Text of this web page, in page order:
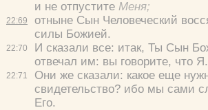
22:69
22:70
22:71
и не отпустите Меня;
отныне Сын Человеческий
силы Божией.
И сказали все: итак, Ты Сын
отвечал им: вы говорите, что Я.
Они же сказали: какое еще
свидетельство? ибо мы сами
Его.